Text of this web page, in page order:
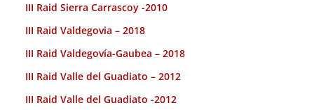
III Raid Sierra Carrascoy -2010
III Raid Valdegovia – 2018
III Raid Valdegovía-Gaubea – 2018
III Raid Valle del Guadiato – 2012
III Raid Valle del Guadiato -2012